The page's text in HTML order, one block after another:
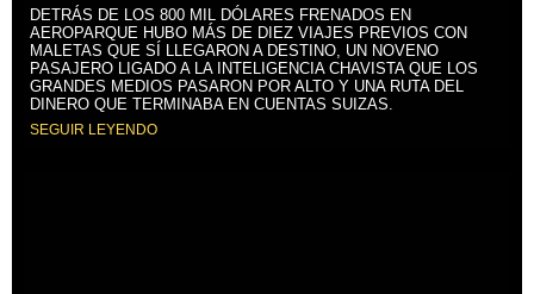
DETRÁS DE LOS 800 MIL DÓLARES FRENADOS EN
AEROPARQUE HUBO MÁS DE DIEZ VIAJES PREVIOS CON
MALETAS QUE SÍ LLEGARON A DESTINO, UN NOVENO
PASAJERO LIGADO A LA INTELIGENCIA CHAVISTA QUE LOS
GRANDES MEDIOS PASARON POR ALTO Y UNA RUTA DEL
DINERO QUE TERMINABA EN CUENTAS SUIZAS.
SEGUIR LEYENDO